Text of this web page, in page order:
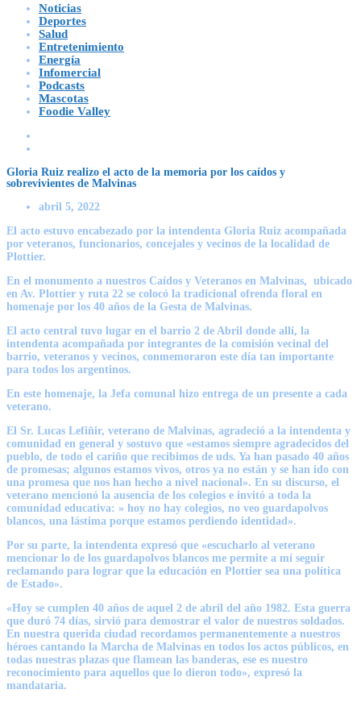
Noticias
Deportes
Salud
Entretenimiento
Energía
Infomercial
Podcasts
Mascotas
Foodie Valley
Gloria Ruiz realizo el acto de la memoria por los caídos y
sobrevivientes de Malvinas
abril 5, 2022
El acto estuvo encabezado por la intendenta Gloria Ruiz acompañada
por veteranos, funcionarios, concejales y vecinos de la localidad de
Plottier.
En el monumento a nuestros Caídos y Veteranos en Malvinas, ubicado
en Av. Plottier y ruta 22 se colocó la tradicional ofrenda floral en
homenaje por los 40 años de la Gesta de Malvinas.
El acto central tuvo lugar en el barrio 2 de Abril donde allí, la
intendenta acompañada por integrantes de la comisión vecinal del
barrio, veteranos y vecinos, conmemoraron este día tan importante
para todos los argentinos.
En este homenaje, la Jefa comunal hizo entrega de un presente a cada
veterano.
El Sr. Lucas Lefiñir, veterano de Malvinas, agradeció a la intendenta y
comunidad en general y sostuvo que «estamos siempre agradecidos del
pueblo, de todo el cariño que recibimos de uds. Ya han pasado 40 años
de promesas; algunos estamos vivos, otros ya no están y se han ido con
una promesa que nos han hecho a nivel nacional». En su discurso, el
veterano mencionó la ausencia de los colegios e invitó a toda la
comunidad educativa: » hoy no hay colegios, no veo guardapolvos
blancos, una lástima porque estamos perdiendo identidad».
Por su parte, la intendenta expresó que «escucharlo al veterano
mencionar lo de los guardapolvos blancos me permite a mí seguir
reclamando para lograr que la educación en Plottier sea una política
de Estado».
«Hoy se cumplen 40 años de aquel 2 de abril del año 1982. Esta guerra
que duró 74 días, sirvió para demostrar el valor de nuestros soldados.
En nuestra querida ciudad recordamos permanentemente a nuestros
héroes cantando la Marcha de Malvinas en todos los actos públicos, en
todas nuestras plazas que flamean las banderas, ese es nuestro
reconocimiento para aquellos que lo dieron todo», expresó la
mandataria.